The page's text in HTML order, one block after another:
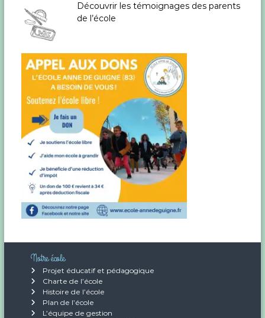
l
Découvrir les témoignages des parents
de l’école
Notre école
Projet éducatif et pédagogique
Charte de l’école
Histoire de l’école
Plan de l’école
L’équipe de gestion